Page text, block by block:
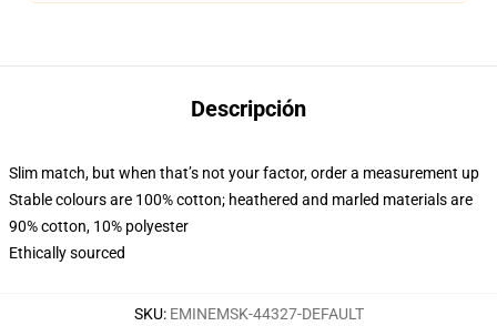
Descripción
Slim match, but when that’s not your factor, order a measurement up
Stable colours are 100% cotton; heathered and marled materials are
90% cotton, 10% polyester
Ethically sourced
SKU: EMINEMSK-44327-DEFAULT